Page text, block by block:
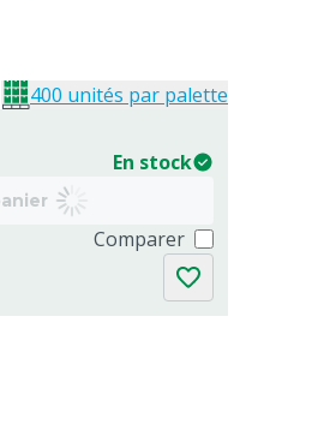
En stock
Comparer
400 unités par palette